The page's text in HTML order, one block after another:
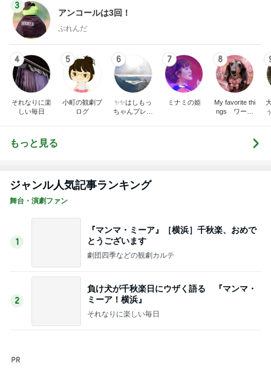
3
アンコールは3回！
ぶれんだ
4
それなりに楽
しい毎日
5
小町の観劇ブ
ログ
6
✨️✨️はしもっ
ちゃんプレミ
7
ミナミの姫
8
My favorite thi
ngs ワーキ
もっと見る
ジャンル人気記事ランキング
舞台・演劇ファン
1
『マンマ・ミーア』［横浜］千秋楽、おめで
とうございます
劇団四季などの観劇カルテ
2
負け犬が千秋楽日にウザく語る 『マンマ・
ミーア！横浜』
それなりに楽しい毎日